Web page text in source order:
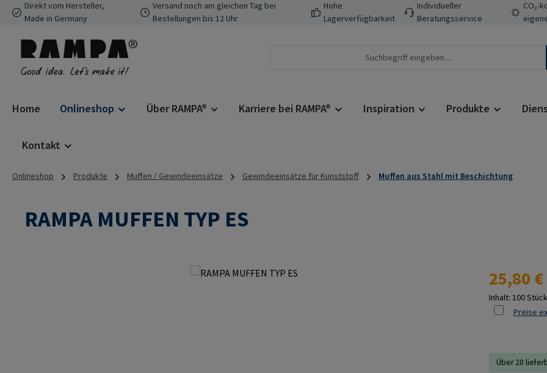
Hauptinhalt springen
Zur Suche springen
Zur Hauptnavigation springen
Direkt vom Hersteller,
Made in Germany
Versand noch am gleichen Tag bei
Bestellungen bis 12 Uhr
Hohe
Lagerverfügbarkeit
Individueller
Beratungsservice
CO₂-
Home Onlineshop Über RAMPA® Karriere bei RAMPA® Inspiration Produkte
Kontakt
Onlineshop Produkte Muffen / Gewindeeinsätze Gewindeeinsätze für Kunststoff Muffen aus Stahl mit Beschichtung
RAMPA MUFFEN TYP ES
Regulärer
25,80 €
Inhalt: 100 Stück
Preise
Über 20